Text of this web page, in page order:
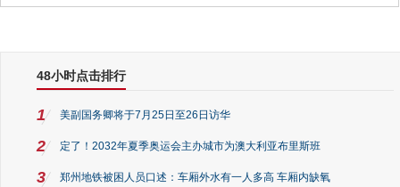
48小时点击排行
1 美副国务卿将于7月25日至26日访华
2 定了！2032年夏季奥运会主办城市为澳大利亚布里斯班
3 郑州地铁被困人员口述：车厢外水有一人多高 车厢内缺氧